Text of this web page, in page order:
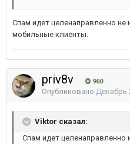
Спам идет целенаправленно не
мобильные клиенты.
priv8v 960
Опубликовано Декабрь
Viktor сказал:
Спам идет целенаправленно